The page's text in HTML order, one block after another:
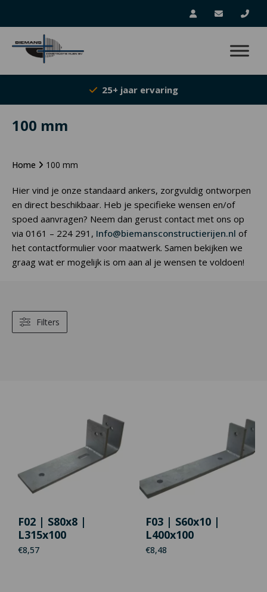
25+ jaar ervaring
100 mm
Home 100 mm
Hier vind je onze standaard ankers, zorgvuldig ontworpen
en direct beschikbaar. Heb je specifieke wensen en/of
spoed aanvragen? Neem dan gerust contact met ons op
via 0161 – 224 291, Info@biemansconstructierijen.nl of
het contactformulier voor maatwerk. Samen bekijken we
graag wat er mogelijk is om aan al je wensen te voldoen!
Filters
F02 | S80x8 |
L315x100
€8,57
F03 | S60x10 |
L400x100
€8,48